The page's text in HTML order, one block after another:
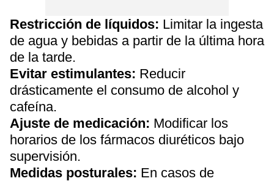
Restricción de líquidos: Limitar la ingesta
de agua y bebidas a partir de la última hora
de la tarde.
Evitar estimulantes: Reducir
drásticamente el consumo de alcohol y
cafeína.
Ajuste de medicación: Modificar los
horarios de los fármacos diuréticos bajo
supervisión.
Medidas posturales: En casos de